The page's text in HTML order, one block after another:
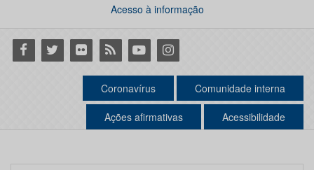
Acesso à informação
Facebook
Twitter Flickr RSS YoutubeInstagram
Coronavírus Comunidade interna
Ações afirmativas Acessibilidade